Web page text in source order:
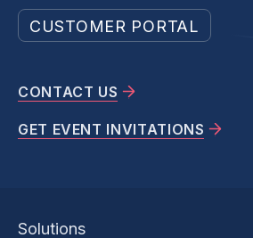
CUSTOMER PORTAL
CONTACT US
GET EVENT INVITATIONS
Solutions